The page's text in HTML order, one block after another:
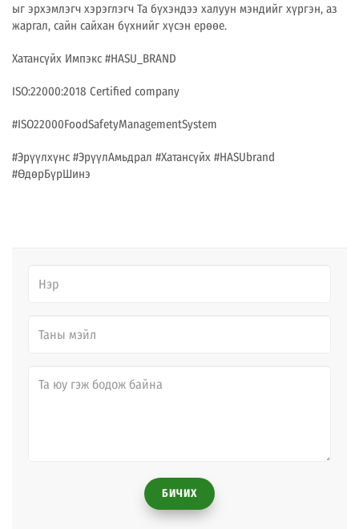
ыг эрхэмлэгч хэрэглэгч Та бүхэндээ халуун мэндийг хүргэн, аз
жаргал, сайн сайхан бүхнийг хүсэн ерөөе.
Хатансүйх Импэкс #HASU_BRAND
ISO:22000:2018 Certified company
#ISO22000FoodSafetyManagementSystem
#Эрүүлхүнс #ЭрүүлАмьдрал #Хатансүйх #HASUbrand
#ӨдөрБүрШинэ
БИЧИХ